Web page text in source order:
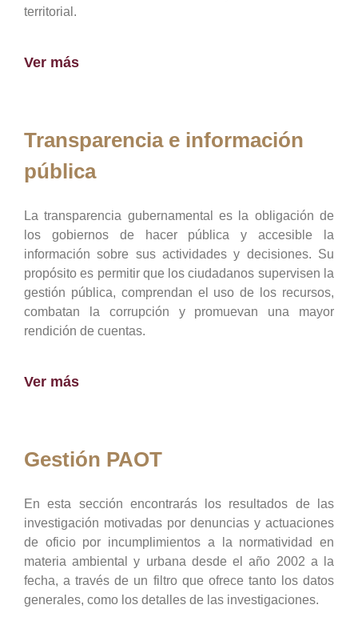
territorial.
Ver más
Transparencia e información
pública
La transparencia gubernamental es la obligación de
los gobiernos de hacer pública y accesible la
información sobre sus actividades y decisiones. Su
propósito es permitir que los ciudadanos supervisen la
gestión pública, comprendan el uso de los recursos,
combatan la corrupción y promuevan una mayor
rendición de cuentas.
Ver más
Gestión PAOT
En esta sección encontrarás los resultados de las
investigación motivadas por denuncias y actuaciones
de oficio por incumplimientos a la normatividad en
materia ambiental y urbana desde el año 2002 a la
fecha, a través de un filtro que ofrece tanto los datos
generales, como los detalles de las investigaciones.